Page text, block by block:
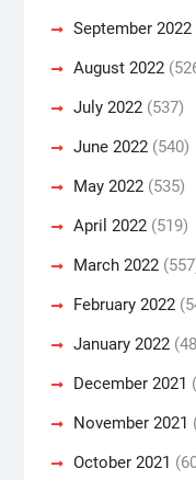
September 2022
August 2022
July 2022(537)
June 2022(540)
May 2022(535)
April 2022(519)
March 2022
February 2022
January 2022
December 2021
November 2021
October 2021